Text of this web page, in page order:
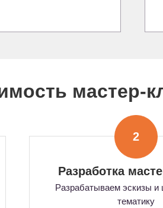
мастер-
Разработка
Разрабатываем эскизы
тематику
2